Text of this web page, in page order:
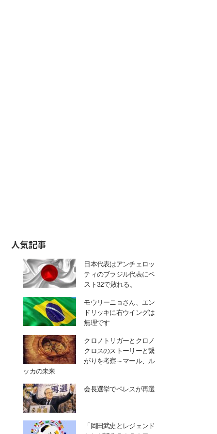
人気記事
日本代表はアンチェロッ
ティのブラジル代表にベ
スト32で敗れる。
モウリーニョさん、エン
ドリッキに右ウイングは
無理です
クロノトリガーとクロノ
クロスのストーリーと繋
がりを考察～マール、ル
ッカの未来
会長選挙でペレスが再選
「岡田武史とレジェンド